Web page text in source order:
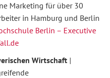
Marketing für über 30
in Hamburg und Berlin
Berlin – Executive
Wirtschaft |